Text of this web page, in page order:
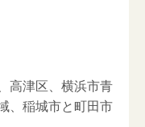
高津区、横浜市青
、稲城市と町田市